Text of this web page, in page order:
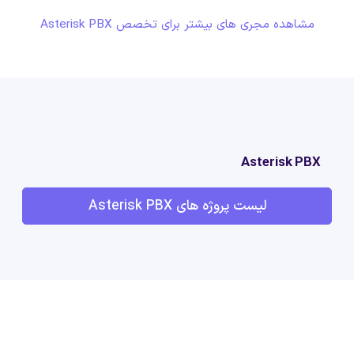
مشاهده مجری های بیشتر برای تخصص Asterisk PBX
Asterisk PBX
لیست پروژه های Asterisk PBX